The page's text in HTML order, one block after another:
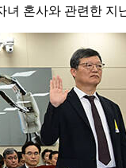
혼사와 관련한